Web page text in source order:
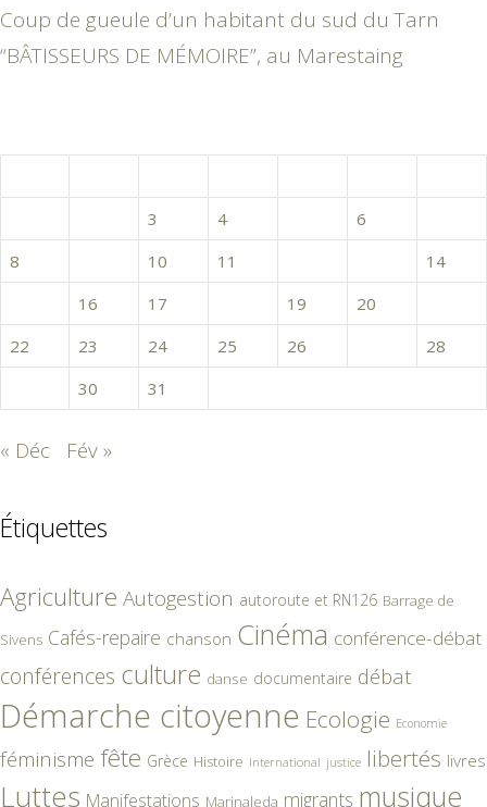
Coup de gueule d’un habitant du sud du Tarn
“BÂTISSEURS DE MÉMOIRE”, au Marestaing
3 4 6
8
10 11
14
16 17 19 20
22
23 24 25 26
28
30 31
« Déc Fév »
Étiquettes
Agriculture Autogestion autoroute et RN126 Barrage de
Sivens Cafés-repaire chanson Cinéma conférence-débat
conférences culture danse documentaire débat
Démarche citoyenne Ecologie Economie
féminisme fête Grèce Histoire International justice libertés livres
Luttes Manifestations Marinaleda migrants musique